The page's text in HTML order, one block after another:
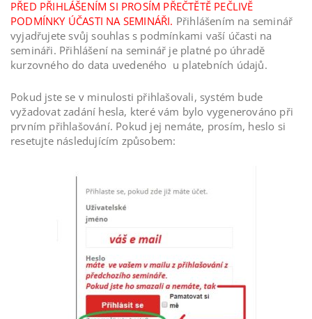
PŘED PŘIHLÁŠENÍM SI PROSÍM PŘEČTĚTĚ PEČLIVĚ
PODMÍNKY ÚČASTI NA SEMINÁŘI. Přihlášením na seminář
vyjadřujete svůj souhlas s podmínkami vaší účasti na
semináři. Přihlášení na seminář je platné po úhradě
kurzovného do data uvedeného u platebních údajů.
Pokud jste se v minulosti přihlašovali, systém bude
vyžadovat zadání hesla, které vám bylo vygenerováno při
prvním přihlašování. Pokud jej nemáte, prosím, heslo si
resetujte následujícím způsobem: